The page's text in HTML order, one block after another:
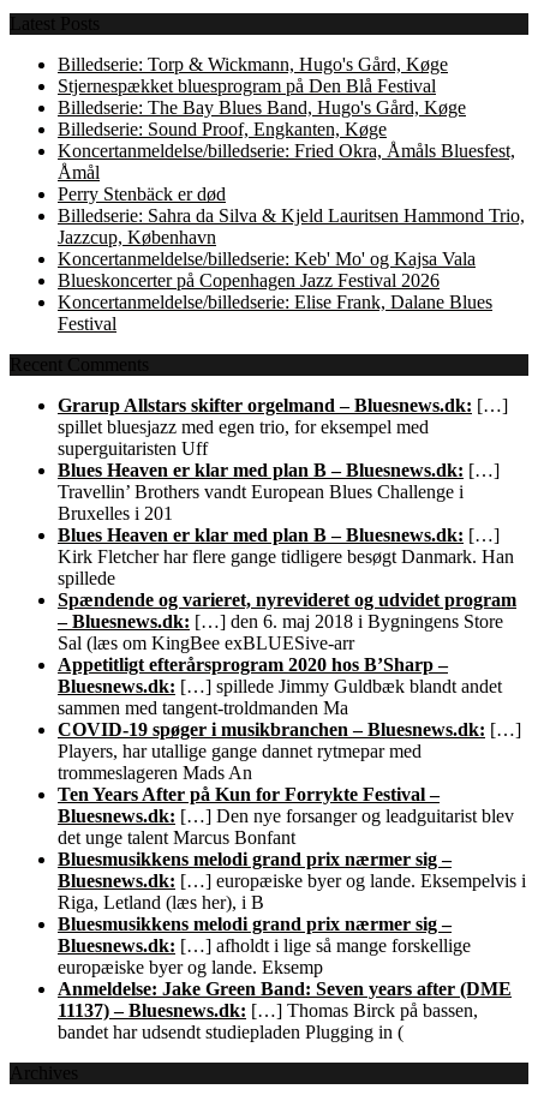
Latest Posts
Billedserie: Torp & Wickmann, Hugo's Gård, Køge
Stjernespækket bluesprogram på Den Blå Festival
Billedserie: The Bay Blues Band, Hugo's Gård, Køge
Billedserie: Sound Proof, Engkanten, Køge
Koncertanmeldelse/billedserie: Fried Okra, Åmåls Bluesfest,
Åmål
Perry Stenbäck er død
Billedserie: Sahra da Silva & Kjeld Lauritsen Hammond Trio,
Jazzcup, København
Koncertanmeldelse/billedserie: Keb' Mo' og Kajsa Vala
Blueskoncerter på Copenhagen Jazz Festival 2026
Koncertanmeldelse/billedserie: Elise Frank, Dalane Blues
Festival
Recent Comments
Grarup Allstars skifter orgelmand – Bluesnews.dk: […]
spillet bluesjazz med egen trio, for eksempel med
superguitaristen Uff
Blues Heaven er klar med plan B – Bluesnews.dk: […]
Travellin’ Brothers vandt European Blues Challenge i
Bruxelles i 201
Blues Heaven er klar med plan B – Bluesnews.dk: […]
Kirk Fletcher har flere gange tidligere besøgt Danmark. Han
spillede
Spændende og varieret, nyrevideret og udvidet program
– Bluesnews.dk: […] den 6. maj 2018 i Bygningens Store
Sal (læs om KingBee exBLUESive-arr
Appetitligt efterårsprogram 2020 hos B’Sharp –
Bluesnews.dk: […] spillede Jimmy Guldbæk blandt andet
sammen med tangent-troldmanden Ma
COVID-19 spøger i musikbranchen – Bluesnews.dk: […]
Players, har utallige gange dannet rytmepar med
trommeslageren Mads An
Ten Years After på Kun for Forrykte Festival –
Bluesnews.dk: […] Den nye forsanger og leadguitarist blev
det unge talent Marcus Bonfant
Bluesmusikkens melodi grand prix nærmer sig –
Bluesnews.dk: […] europæiske byer og lande. Eksempelvis i
Riga, Letland (læs her), i B
Bluesmusikkens melodi grand prix nærmer sig –
Bluesnews.dk: […] afholdt i lige så mange forskellige
europæiske byer og lande. Eksemp
Anmeldelse: Jake Green Band: Seven years after (DME
11137) – Bluesnews.dk: […] Thomas Birck på bassen,
bandet har udsendt studiepladen Plugging in (
Archives